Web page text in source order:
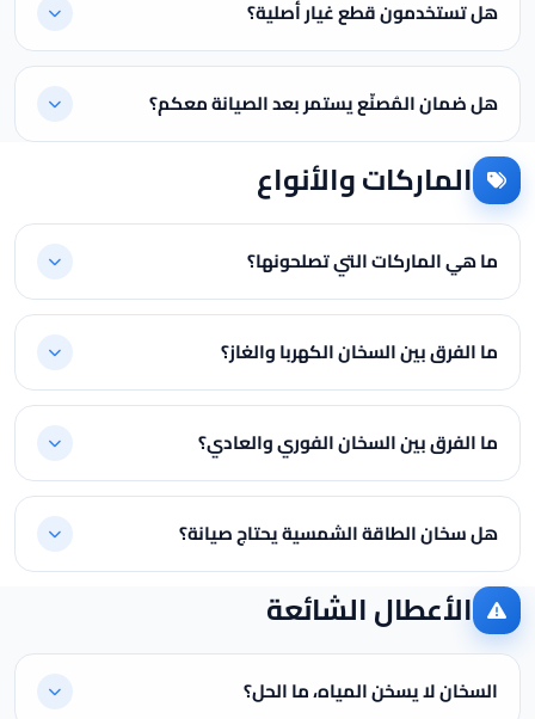
هل تستخدمون قطع غيار أصلية؟
هل ضمان المُصنّع يستمر بعد الصيانة معكم؟
الماركات والأنواع
ما هي الماركات التي تصلحونها؟
ما الفرق بين السخان الكهربا والغاز؟
ما الفرق بين السخان الفوري والعادي؟
هل سخان الطاقة الشمسية يحتاج صيانة؟
الأعطال الشائعة
السخان لا يسخن المياه، ما الحل؟